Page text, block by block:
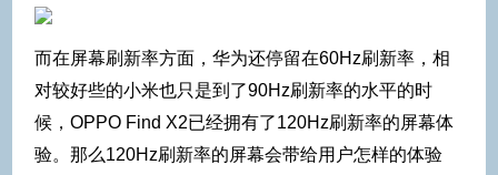
而在屏幕刷新率方面，华为还停留在60Hz刷新率，相
对较好些的小米也只是到了90Hz刷新率的水平的时
候，OPPO Find X2已经拥有了120Hz刷新率的屏幕体
验。那么120Hz刷新率的屏幕会带给用户怎样的体验